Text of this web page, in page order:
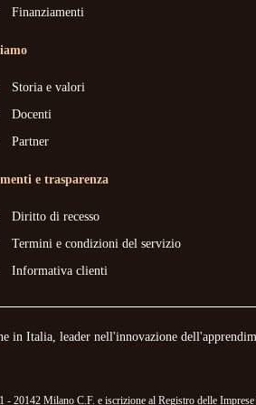
Finanziamenti
Storia e valori
Docenti
Partner
e trasparenza
Diritto di recesso
Termini e condizioni del servizio
Informativa clienti
in Italia, leader nell'innovazione
- 20142 Milano C.F. e iscrizione al Registro delle